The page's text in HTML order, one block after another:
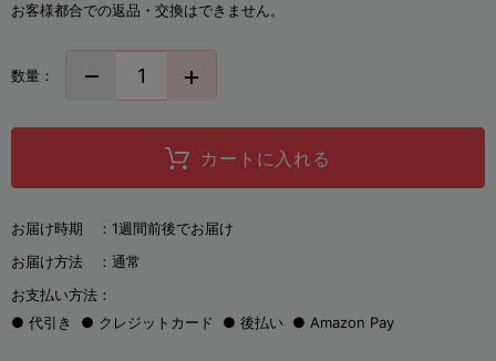
お客様都合での返品・交換はできません。
数量：
カートに入れる
お届け時期 ： 1週間前後でお届け
お届け方法 ： 通常
お支払い方法：
代引き
クレジットカード 後払い Amazon Pay